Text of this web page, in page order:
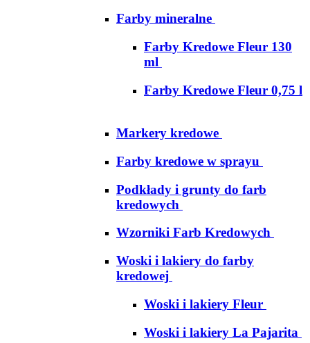
Farby mineralne
Farby Kredowe Fleur 130
ml
Farby Kredowe Fleur 0,75 l
Markery kredowe
Farby kredowe w sprayu
Podkłady i grunty do farb
kredowych
Wzorniki Farb Kredowych
Woski i lakiery do farby
kredowej
Woski i lakiery Fleur
Woski i lakiery La Pajarita